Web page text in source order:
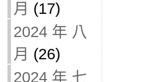
月 (17)
2024 年 八
月 (26)
2024 年 七